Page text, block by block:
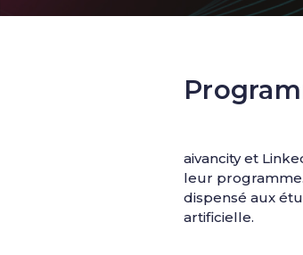
aivancity et
leur
dispensé aux
artificielle.